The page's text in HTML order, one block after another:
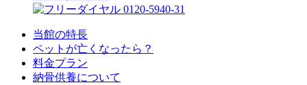
0120-5940-31
当館の特長
ペットが亡くなったら？
料金プラン
納骨供養について